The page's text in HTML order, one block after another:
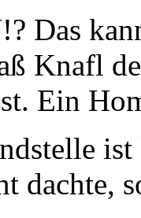
Das
Knafl
Ein
dachte,